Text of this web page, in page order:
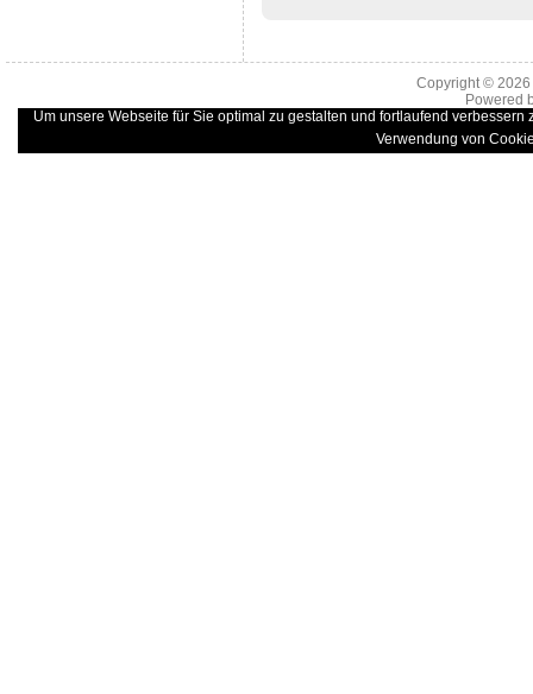
Copyright ©
Powered
Um unsere Webseite für Sie optimal zu gestalten und fortlaufend
Verwendung von